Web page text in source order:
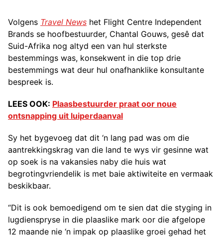
Volgens Travel News het Flight Centre Independent
Brands se hoofbestuurder, Chantal Gouws, gesê dat
Suid-Afrika nog altyd een van hul sterkste
bestemmings was, konsekwent in die top drie
bestemmings wat deur hul onafhanklike konsultante
bespreek is.
LEES OOK: Plaasbestuurder praat oor noue
ontsnapping uit luiperdaanval
Sy het bygevoeg dat dit ‘n lang pad was om die
aantrekkingskrag van die land te wys vir gesinne wat
op soek is na vakansies naby die huis wat
begrotingvriendelik is met baie aktiwiteite en vermaak
beskikbaar.
“Dit is ook bemoedigend om te sien dat die styging in
lugdienspryse in die plaaslike mark oor die afgelope
12 maande nie ‘n impak op plaaslike groei gehad het